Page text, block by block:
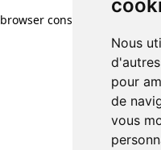
Nous
pour
de
vous
Nous
pour
de
vous
browser console for more